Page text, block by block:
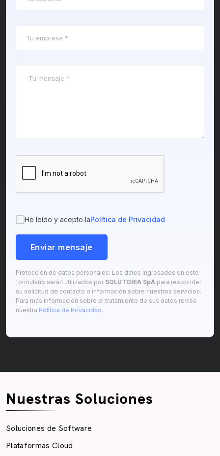
He leído y acepto laPolítica de Privacidad
Enviar mensaje
Protección de datos personales: Los datos ingresados en este
formulario serán utilizados por SOLUTORIA SpA para responder
su solicitud de contacto o información sobre nuestros servicios.
Para más información sobre el tratamiento de sus datos revise
nuestra Política de Privacidad.
Nuestras Soluciones
Soluciones de Software
Plataformas Cloud